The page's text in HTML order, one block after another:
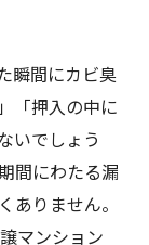
処理
後施工
瞬間にカビ臭
「押入の中に
いでしょう
間にわたる漏
ありません。
マンション